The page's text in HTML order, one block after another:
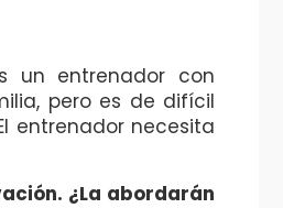
un entrenador con
pero es de difícil
entrenador necesita
¿La abordarán